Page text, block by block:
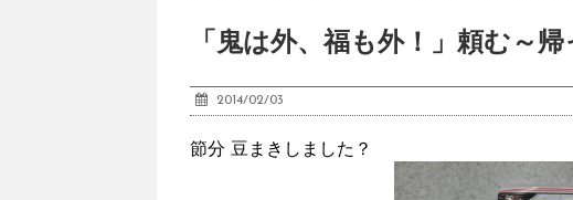
「鬼は外、福も外！」頼む～
2014/02/03
節分 豆まきしました？